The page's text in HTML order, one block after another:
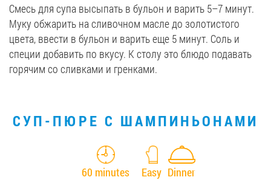
Смесь для супа высыпать в бульон и варить 5–7 минут.
Муку обжарить на сливочном масле до золотистого
цвета, ввести в бульон и варить еще 5 минут. Соль и
специи добавить по вкусу. К столу это блюдо подавать
горячим со сливками и гренками.
СУП-ПЮРЕ С ШАМПИНЬОНАМИ
60 minutes Easy Dinner